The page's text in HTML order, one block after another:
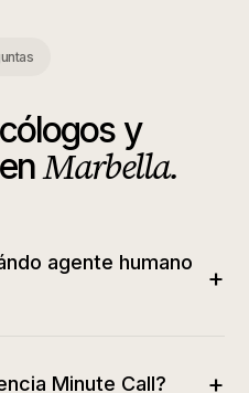
y
Marbella.
agente humano
+
Minute Call? +